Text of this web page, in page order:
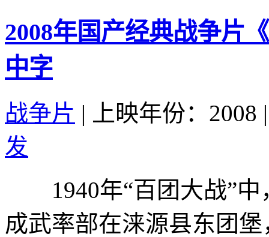
2008年国产经典战争片
中字
战争片 | 上映年份：2008 |
发
1940年“百团大战”中
成武率部在涞源县东团